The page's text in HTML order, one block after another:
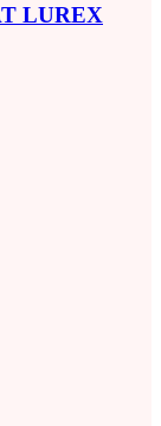
LUREX